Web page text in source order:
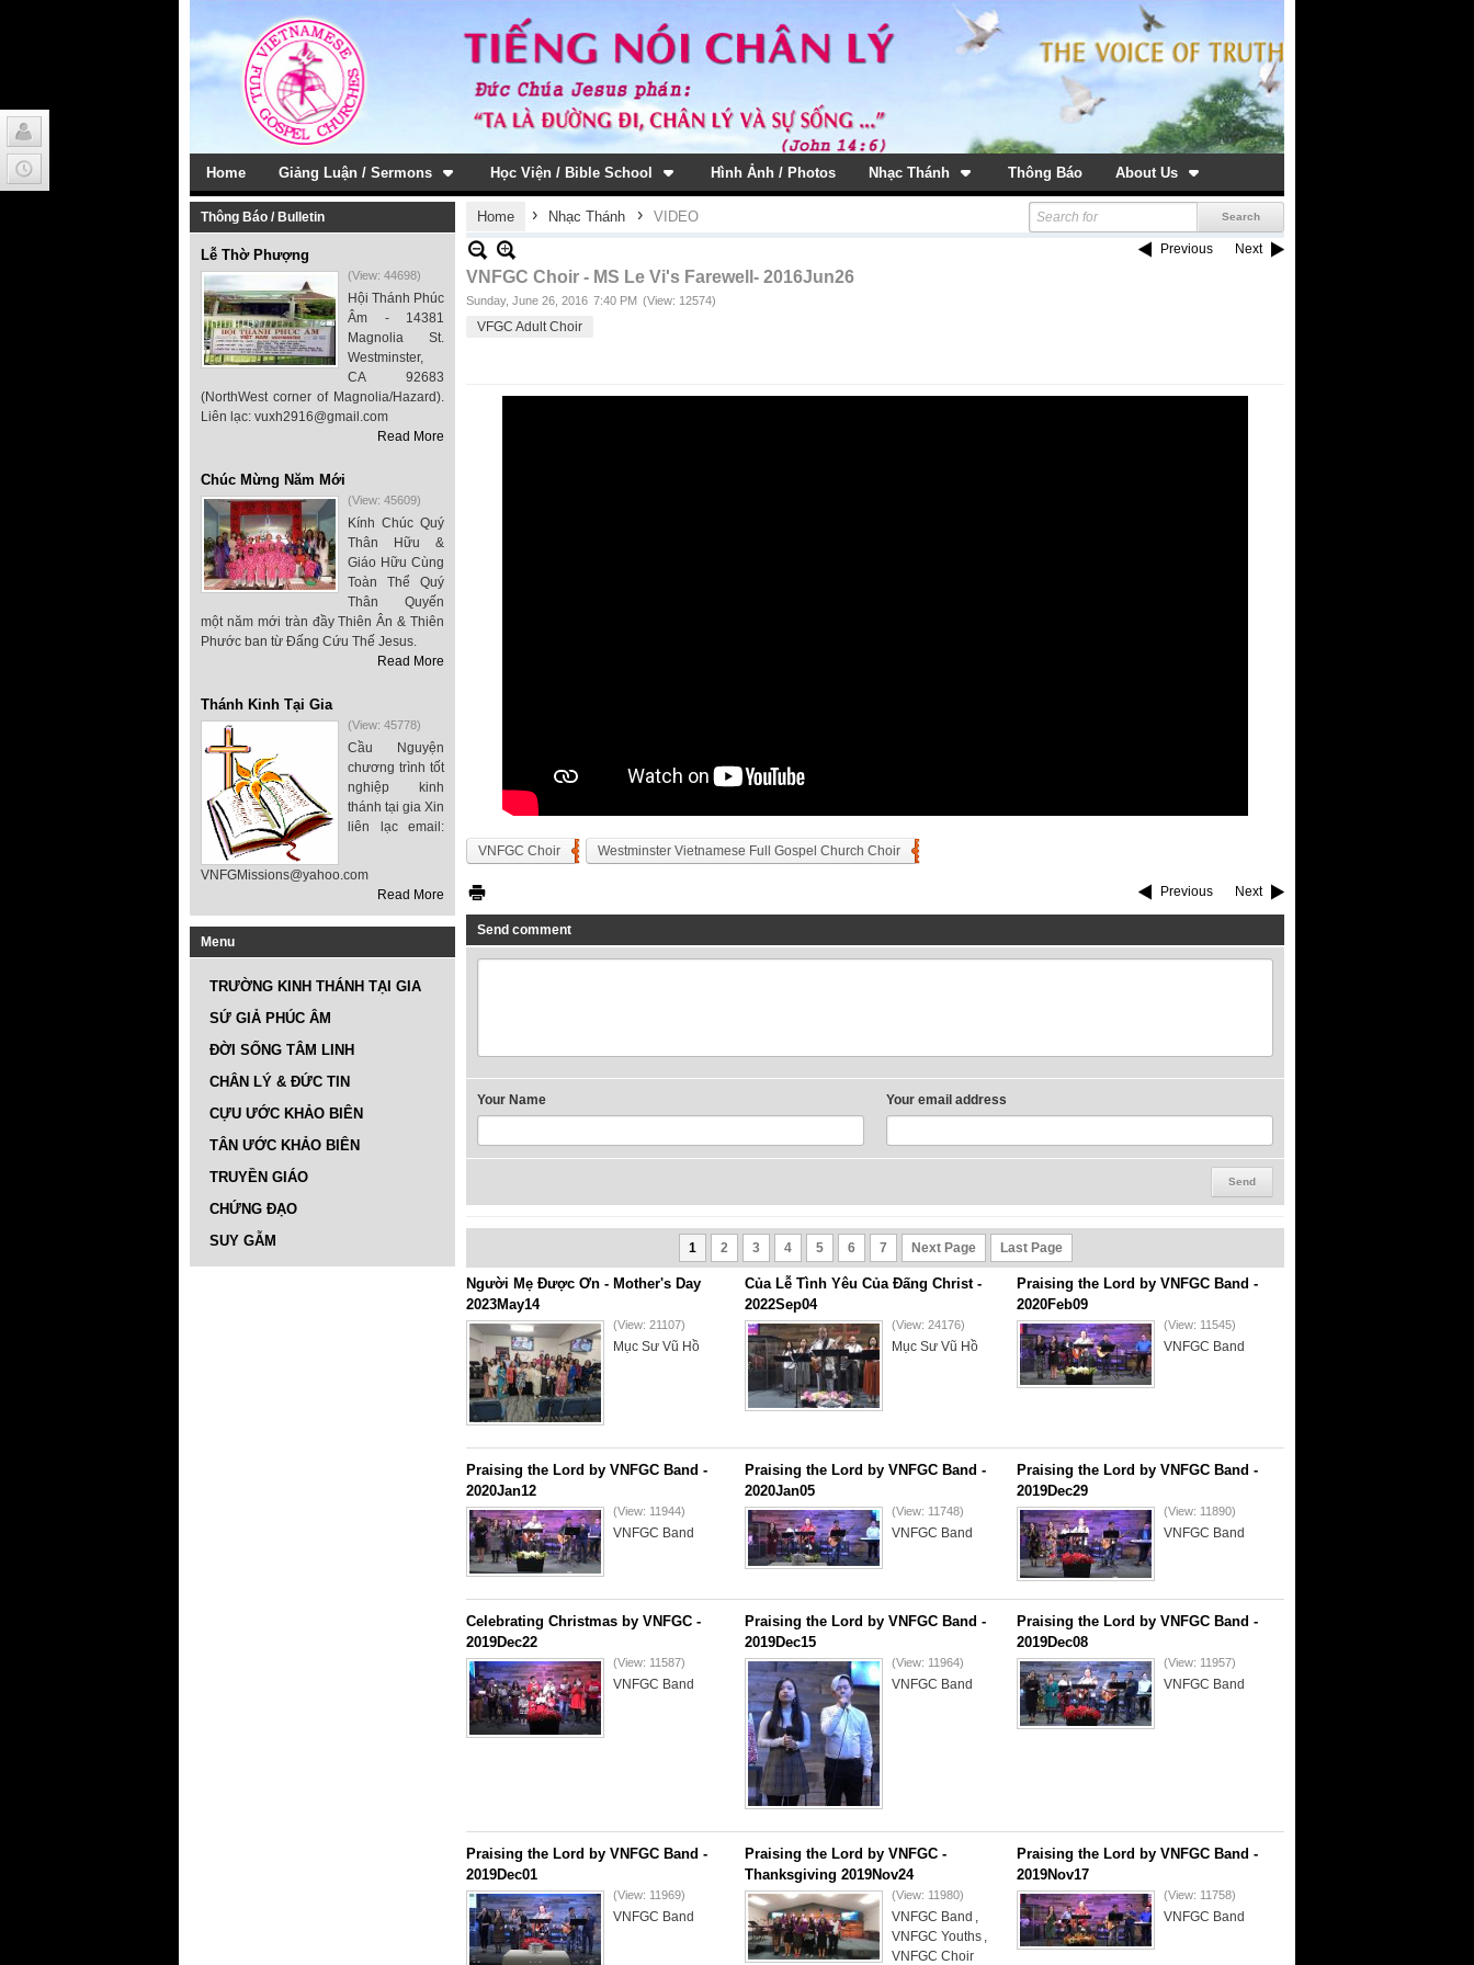
Home Giảng Luận / Sermons Học Viện / Bible School Hình Ảnh / Photos Nhạc Thánh Thông Báo About Us
Thông Báo / Bulletin
Lễ Thờ Phượng
(View: 44698)
Hội Thánh Phúc
Âm - 14381
Magnolia St.
Westminster,
CA 92683
(NorthWest corner of Magnolia/Hazard).
Liên lạc: vuxh2916@gmail.com
Read More
Chúc Mừng Năm Mới
(View: 45609)
Kính Chúc Quý
Thân Hữu &
Giáo Hữu Cùng
Toàn Thể Quý
Thân Quyến
một năm mới tràn đầy Thiên Ân & Thiên
Phước ban từ Đấng Cứu Thế Jesus.
Read More
Thánh Kinh Tại Gia
(View: 45778)
Cầu Nguyện
chương trình tốt
nghiệp kinh
thánh tại gia Xin
liên lạc email:
VNFGMissions@yahoo.com
Read More
Menu
TRƯỜNG KINH THÁNH TẠI GIA
SỨ GIẢ PHÚC ÂM
ĐỜI SỐNG TÂM LINH
CHÂN LÝ & ĐỨC TIN
CỰU ƯỚC KHẢO BIÊN
TÂN ƯỚC KHẢO BIÊN
TRUYỀN GIÁO
CHỨNG ĐẠO
SUY GẪM
Home › Nhạc Thánh › VIDEO
Previous Next
VNFGC Choir - MS Le Vi's Farewell- 2016Jun26
Sunday, June 26, 2016 7:40 PM (View: 12574)
VFGC Adult Choir
VNFGC Choir Westminster Vietnamese Full Gospel Church Choir
Previous Next
Send comment
Your Name Your email address
1 2 3 4 5 6 7 Next Page Last Page
Người Mẹ Được Ơn - Mother's Day
2023May14
(View: 21107)
Mục Sư Vũ Hồ
Của Lễ Tình Yêu Của Đấng Christ -
2022Sep04
(View: 24176)
Mục Sư Vũ Hồ
Praising the Lord by VNFGC Band -
2020Feb09
(View: 11545)
VNFGC Band
Praising the Lord by VNFGC Band -
2020Jan12
(View: 11944)
VNFGC Band
Praising the Lord by VNFGC Band -
2020Jan05
(View: 11748)
VNFGC Band
Praising the Lord by VNFGC Band -
2019Dec29
(View: 11890)
VNFGC Band
Celebrating Christmas by VNFGC -
2019Dec22
(View: 11587)
VNFGC Band
Praising the Lord by VNFGC Band -
2019Dec15
(View: 11964)
VNFGC Band
Praising the Lord by VNFGC Band -
2019Dec08
(View: 11957)
VNFGC Band
Praising the Lord by VNFGC Band -
2019Dec01
(View: 11969)
VNFGC Band
Praising the Lord by VNFGC -
Thanksgiving 2019Nov24
(View: 11980)
VNFGC Band ,
VNFGC Youths ,
VNFGC Choir
Praising the Lord by VNFGC Band -
2019Nov17
(View: 11758)
VNFGC Band